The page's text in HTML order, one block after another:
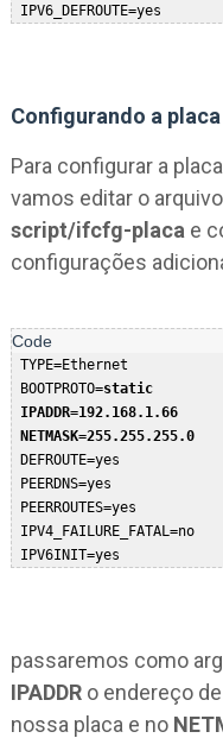
IPV6_DEFROUTE=yes
NAME=enp0s3
UUID=610254c7-6b51-
ONBOOT=yes
Configurando a
Para configurar a
vamos editar o arquivo
script/ifcfg-placa e
configurações
TYPE=Ethernet
BOOTPROTO=static
IPADDR=192.168.1.66
NETMASK=255.255.255.0
DEFROUTE=yes
PEERDNS=yes
PEERROUTES=yes
IPV4_FAILURE_FATAL=no
IPV6INIT=yes
IPV6_FAILURE_FATAL=no
NAME=enp0s3
UUID=610254c7-6b51-
passaremos como
IPADDRo endereço
nossa placa e no